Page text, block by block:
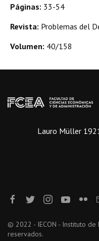
Páginas: 33-54
Revista: Problemas del
Volumen: 40/158
Lauro Müller
© 2022 - IECON - Instituto de
reservados.